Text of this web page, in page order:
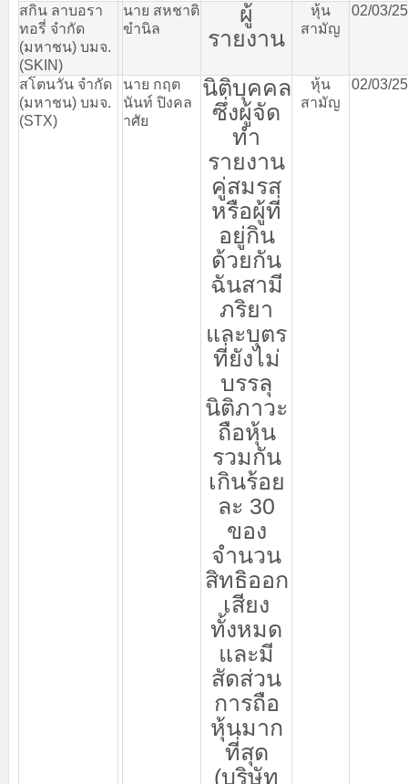
สกิน ลาบอรา
ทอรี่ จำกัด
(มหาชน) บมจ.
(SKIN)
นาย สหชาติ
ขำนิล
ผู้
รายงาน
หุ้น
สามัญ
02/03/
สโตนวัน จำกัด
(มหาชน) บมจ.
(STX)
นาย กฤต
นันท์ ปิงคล
าศัย
นิติบุคคล
ซึ่งผู้จัด
ทำ
รายงาน
คู่สมรส
หรือผู้ที่
อยู่กิน
ด้วยกัน
ฉันสามี
ภริยา
และบุตร
ที่ยังไม่
บรรลุ
นิติภาวะ
ถือหุ้น
รวมกัน
เกินร้อย
ละ 30
ของ
จำนวน
สิทธิออก
เสียง
ทั้งหมด
และมี
สัดส่วน
การถือ
หุ้นมาก
ที่สุด
(บริษัท
หุ้น
สามัญ
02/03/